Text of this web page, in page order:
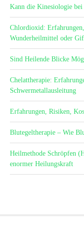
Kann die Kinesiologie
Chlordioxid:
Wunderheilmittel oder
Sind Heilende Blicke
Chelattherapie:
Schwermetallausleitung
Erfahrungen, Risiken,
Blutegeltherapie – Wie
Heilmethode Schröpfen
enormer Heilungskraft